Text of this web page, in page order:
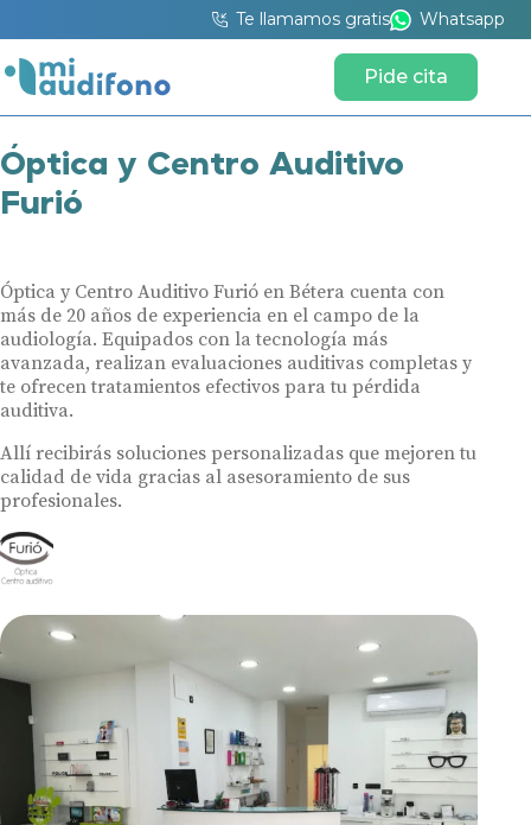
Te llamamos gratis Whatsapp
Pide cita
Óptica y Centro Auditivo
Furió
Óptica y Centro Auditivo Furió en Bétera cuenta con
más de 20 años de experiencia en el campo de la
audiología. Equipados con la tecnología más
avanzada, realizan evaluaciones auditivas completas y
te ofrecen tratamientos efectivos para tu pérdida
auditiva.
Allí recibirás soluciones personalizadas que mejoren tu
calidad de vida gracias al asesoramiento de sus
profesionales.